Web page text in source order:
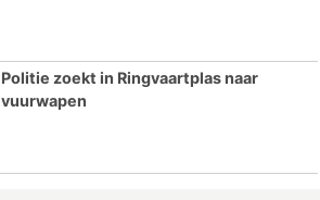
Politie zoekt in Ringvaartplas naar
vuurwapen